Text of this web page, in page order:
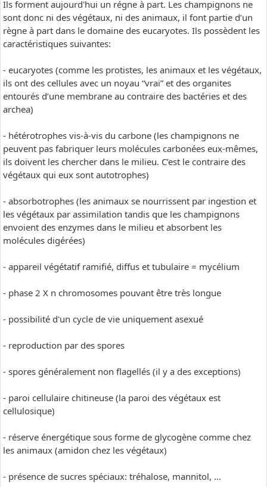
Ils forment aujourd'hui un régne à part. Les champignons ne
sont donc ni des végétaux, ni des animaux, il font partie d’un
règne à part dans le domaine des eucaryotes. Ils possèdent les
caractéristiques suivantes:
- eucaryotes (comme les protistes, les animaux et les végétaux,
ils ont des cellules avec un noyau “vrai” et des organites
entourés d’une membrane au contraire des bactéries et des
archea)
- hétérotrophes vis-à-vis du carbone (les champignons ne
peuvent pas fabriquer leurs molécules carbonées eux-mêmes,
ils doivent les chercher dans le milieu. C’est le contraire des
végétaux qui eux sont autotrophes)
- absorbotrophes (les animaux se nourrissent par ingestion et
les végétaux par assimilation tandis que les champignons
envoient des enzymes dans le milieu et absorbent les
molécules digérées)
- appareil végétatif ramifié, diffus et tubulaire = mycélium
- phase 2 X n chromosomes pouvant être très longue
- possibilité d'un cycle de vie uniquement asexué
- reproduction par des spores
- spores généralement non flagellés (il y a des exceptions)
- paroi cellulaire chitineuse (la paroi des végétaux est
cellulosique)
- réserve énergétique sous forme de glycogène comme chez
les animaux (amidon chez les végétaux)
- présence de sucres spéciaux: tréhalose, mannitol, ...